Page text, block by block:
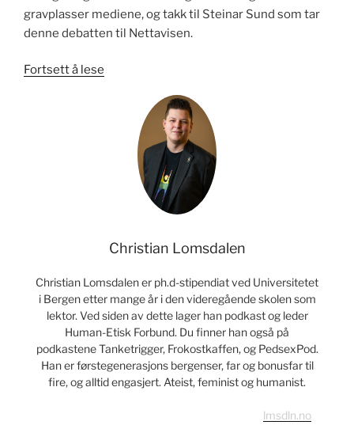
gravplasser mediene, og takk til Steinar Sund som tar
denne debatten til Nettavisen.
Fortsett å lese
samfunnet
politisk
arbeid»
Christian Lomsdalen
Christian Lomsdalen er ph.d-stipendiat ved Universitetet
i Bergen etter mange år i den videregående skolen som
lektor. Ved siden av dette lager han podkast og leder
Human-Etisk Forbund. Du finner han også på
podkastene Tanketrigger, Frokostkaffen, og PedsexPod.
Han er førstegenerasjons bergenser, far og bonusfar til
fire, og alltid engasjert. Ateist, feminist og humanist.
lmsdln.no